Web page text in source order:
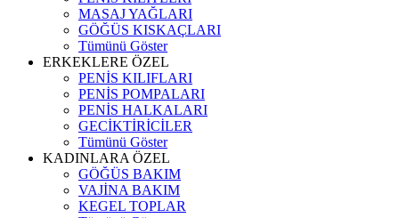
MASAJ YAĞLARI
GÖĞÜS KISKAÇLARI
Tümünü Göster
ERKEKLERE ÖZEL
PENİS KILIFLARI
PENİS POMPALARI
PENİS HALKALARI
GECİKTİRİCİLER
Tümünü Göster
KADINLARA ÖZEL
GÖĞÜS BAKIM
VAJİNA BAKIM
KEGEL TOPLAR